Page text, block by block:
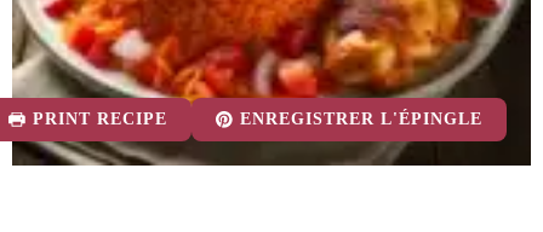
PRINT RECIPE ENREGISTRER L'ÉPINGLE